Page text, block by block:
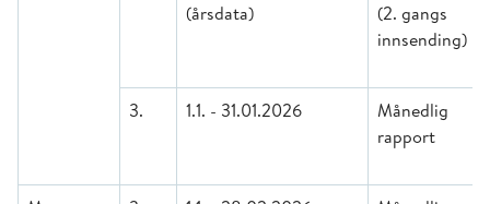
(årsdata)
(2. gangs
innsending)
3. 1.1. - 31.01.2026
Månedlig
rapport